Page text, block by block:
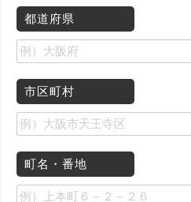
都道府県
市区町村
町名・番地